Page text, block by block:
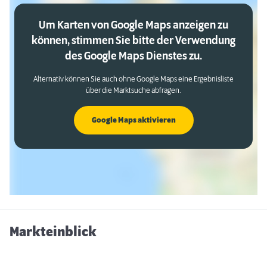
Um Karten von Google Maps anzeigen zu
können, stimmen Sie bitte der Verwendung
des Google Maps Dienstes zu.
Alternativ können Sie auch ohne Google Maps eine Ergebnisliste
über die Marktsuche abfragen.
Google Maps aktivieren
Markteinblick